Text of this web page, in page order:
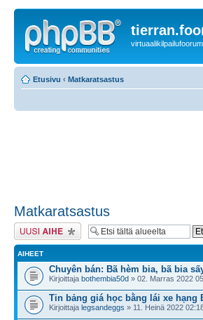
Etusivu ‹ Matkaratsastus
Matkaratsastus
Lähetä uusi viesti
AIHEET
Chuyên bán: Bã hèm bia, bã bia
Kirjoittaja bothembia50d » 02. Marras 2022
Tin bảng giá học bằng lái xe hạng
Kirjoittaja legsandeggs » 11. Heinä 2022